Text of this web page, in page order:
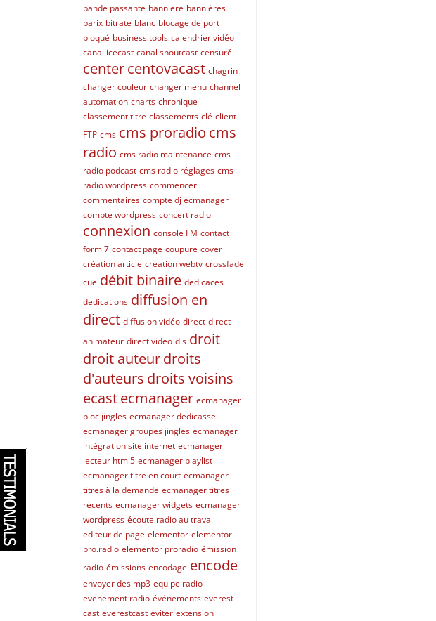
bande passante banniere bannières
barix bitrate blanc blocage de port
bloqué business tools calendrier vidéo
canal icecast canal shoutcast censuré
centercentovacast chagrin
changer couleur changer menu channel
automation charts chronique
classement titre classements clé client
FTP cms cms proradio cms
radio cms radio maintenance cms
radio podcast cms radio réglages cms
radio wordpress commencer
commentaires compte dj ecmanager
compte wordpress concert radio
connexion console FM contact
form 7 contact page coupure cover
création article création webtv crossfade
cue débit binaire dedicaces
dedications diffusion en
direct diffusion vidéo direct direct
animateur direct video djs droit
droit auteurdroits
d'auteurs droits voisins
ecastecmanager ecmanager
bloc jingles ecmanager dedicasse
ecmanager groupes jingles ecmanager
intégration site internet ecmanager
lecteur html5 ecmanager playlist
ecmanager titre en court ecmanager
titres à la demande ecmanager titres
récents ecmanager widgets ecmanager
wordpress écoute radio au travail
editeur de page elementor elementor
pro.radio elementor proradio émission
radio émissions encodage encode
envoyer des mp3 equipe radio
evenement radio événements everest
cast everestcast éviter extension